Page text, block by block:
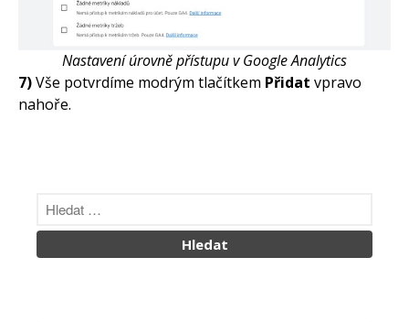
Nastavení úrovně přístupu v Google Analytics
7)Vše potvrdíme modrým tlačítkem Přidat vpravo
nahoře.